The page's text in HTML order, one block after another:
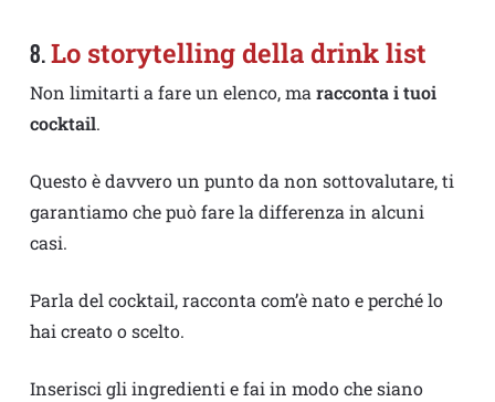
8.Lo storytelling della drink list
Non limitarti a fare un elenco, maracconta i tuoi
cocktail.
Questo è davvero un punto da non sottovalutare, ti
garantiamo che può fare la differenza in alcuni
casi.
Parla del cocktail, racconta com’è nato e perché lo
hai creato o scelto.
Inserisci gli ingredienti e fai in modo che siano